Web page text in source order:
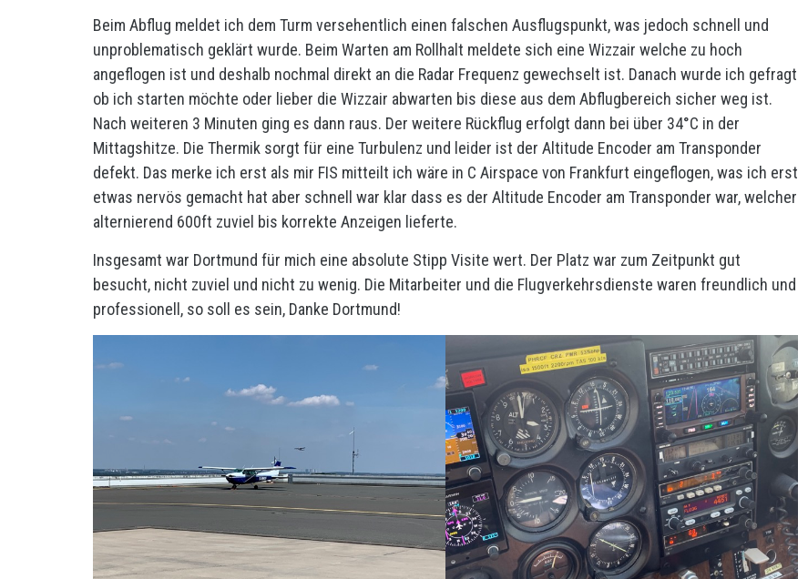
Beim Abflug meldet ich dem Turm versehentlich einen falschen Ausflugspunkt, was jedoch schnell und
unproblematisch geklärt wurde. Beim Warten am Rollhalt meldete sich eine Wizzair welche zu hoch
angeflogen ist und deshalb nochmal direkt an die Radar Frequenz gewechselt ist. Danach wurde ich gefragt
ob ich starten möchte oder lieber die Wizzair abwarten bis diese aus dem Abflugbereich sicher weg ist.
Nach weiteren 3 Minuten ging es dann raus. Der weitere Rückflug erfolgt dann bei über 34°C in der
Mittagshitze. Die Thermik sorgt für eine Turbulenz und leider ist der Altitude Encoder am Transponder
defekt. Das merke ich erst als mir FIS mitteilt ich wäre in C Airspace von Frankfurt eingeflogen, was ich erst
etwas nervös gemacht hat aber schnell war klar dass es der Altitude Encoder am Transponder war, welcher
alternierend 600ft zuviel bis korrekte Anzeigen lieferte.
Insgesamt war Dortmund für mich eine absolute Stipp Visite wert. Der Platz war zum Zeitpunkt gut
besucht, nicht zuviel und nicht zu wenig. Die Mitarbeiter und die Flugverkehrsdienste waren freundlich und
professionell, so soll es sein, Danke Dortmund!